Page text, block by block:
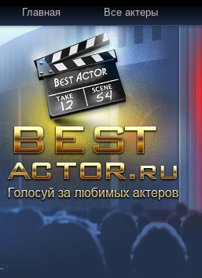
Главная Все актеры